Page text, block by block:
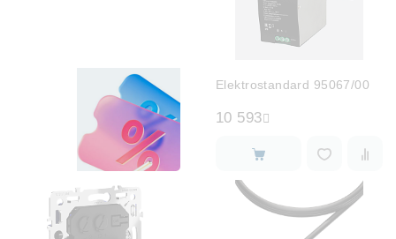
Интерьерная подсветка
Светодиодная лента
Предметы интерьера
Elektrostandard 95067/00
10 593